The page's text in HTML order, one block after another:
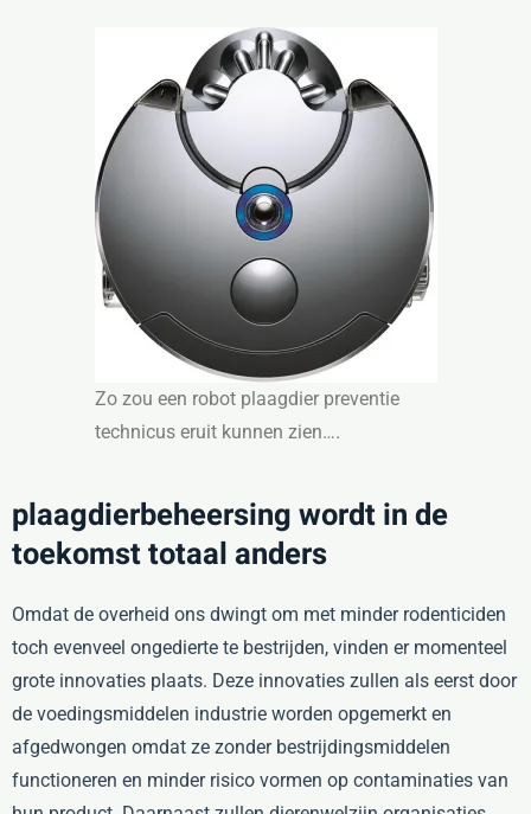
Zo zou een robot plaagdier preventie
technicus eruit kunnen zien….
plaagdierbeheersing wordt in de
toekomst totaal anders
Omdat de overheid ons dwingt om met minder rodenticiden
toch evenveel ongedierte te bestrijden, vinden er momenteel
grote innovaties plaats. Deze innovaties zullen als eerst door
de voedingsmiddelen industrie worden opgemerkt en
afgedwongen omdat ze zonder bestrijdingsmiddelen
functioneren en minder risico vormen op contaminaties van